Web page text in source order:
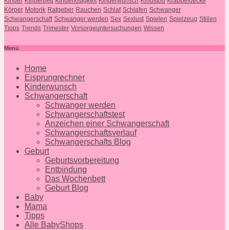
Körper Motorik Ratgeber Rauchen Schlaf Schlafen Schwanger
Schwangerschaft Schwanger werden Sex Sexlust Spielen Spielzeug Stillen
Tipps Trends Trimester Vorsorgeuntersuchungen Wissen
Menü
Home
Eisprungrechner
Kinderwunsch
Schwangerschaft
Schwanger werden
Schwangerschaftstest
Anzeichen einer Schwangerschaft
Schwangerschaftsverlauf
Schwangerschafts Blog
Geburt
Geburtsvorbereitung
Entbindung
Das Wochenbett
Geburt Blog
Baby
Mama
Tipps
Alle BabyShops